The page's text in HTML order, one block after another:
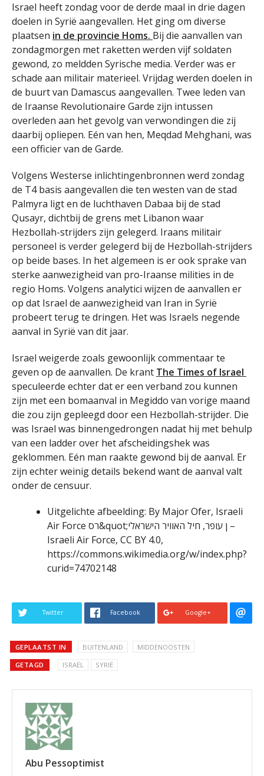
Israel heeft zondag voor de derde maal in drie dagen
doelen in Syrië aangevallen. Het ging om diverse
plaatsen in de provincie Homs. Bij die aanvallen van
zondagmorgen met raketten werden vijf soldaten
gewond, zo meldden Syrische media. Verder was er
schade aan militair materieel. Vrijdag werden doelen in
de buurt van Damascus aangevallen. Twee leden van
de Iraanse Revolutionaire Garde zijn intussen
overleden aan het gevolg van verwondingen die zij
daarbij opliepen. Eén van hen, Meqdad Mehghani, was
een officier van de Garde.
Volgens Westerse inlichtingenbronnen werd zondag
de T4 basis aangevallen die ten westen van de stad
Palmyra ligt en de luchthaven Dabaa bij de stad
Qusayr, dichtbij de grens met Libanon waar
Hezbollah-strijders zijn gelegerd. Iraans militair
personeel is verder gelegerd bij de Hezbollah-strijders
op beide bases. In het algemeen is er ook sprake van
sterke aanwezigheid van pro-Iraanse milities in de
regio Homs. Volgens analytici wijzen de aanvallen er
op dat Israel de aanwezigheid van Iran in Syrië
probeert terug te dringen. Het was Israels negende
aanval in Syrië van dit jaar.
Israel weigerde zoals gewoonlijk commentaar te
geven op de aanvallen. De krant The Times of Israel
speculeerde echter dat er een verband zou kunnen
zijn met een bomaanval in Megiddo van vorige maand
die zou zijn gepleegd door een Hezbollah-strijder. Die
was Israel was binnengedrongen nadat hij met behulp
van een ladder over het afscheidingshek was
geklommen. Eén man raakte gewond bij de aanval. Er
zijn echter weinig details bekend want de aanval valt
onder de censuur.
Uitgelichte afbeelding: By Major Ofer, Israeli
Air Force רס&quot;ן עופר, חיל האוויר הישראלי –
Israeli Air Force, CC BY 4.0,
https://commons.wikimedia.org/w/index.php?
curid=74702148
Twitter Facebook Google+
GEPLAATST IN BUITENLAND MIDDENOOSTEN
GETAGD ISRAËL SYRIË
Abu Pessoptimist